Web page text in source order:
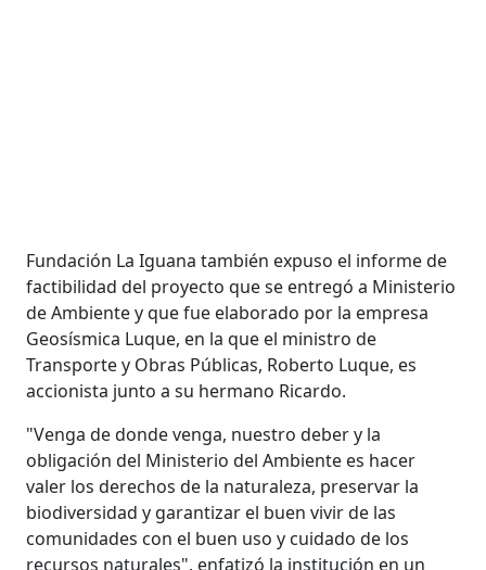
Fundación La Iguana también expuso el informe de
factibilidad del proyecto que se entregó a Ministerio
de Ambiente y que fue elaborado por la empresa
Geosísmica Luque, en la que el ministro de
Transporte y Obras Públicas, Roberto Luque, es
accionista junto a su hermano Ricardo.
"Venga de donde venga, nuestro deber y la
obligación del Ministerio del Ambiente es hacer
valer los derechos de la naturaleza, preservar la
biodiversidad y garantizar el buen vivir de las
comunidades con el buen uso y cuidado de los
recursos naturales", enfatizó la institución en un